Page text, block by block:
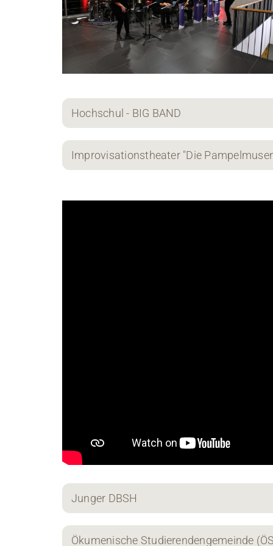
Hochschul - BIG BAND
Improvisationstheater "Die
Junger DBSH
Ökumenische Studierendengemeinde